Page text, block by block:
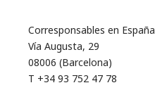
Corresponsables en España
Vía Augusta, 29
08006 (Barcelona)
T +34 93 752 47 78